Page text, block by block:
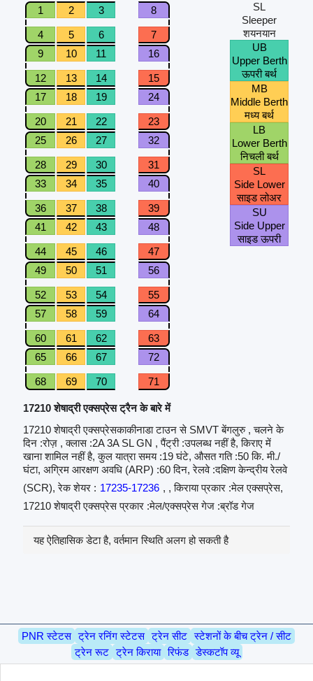
1
2 3 8
4 5 6
7
9
10 11 16
12 13 14
15
17
18 19 24
20 21 22
23
25
26 27 32
28 29 30
31
33
34 35 40
36 37 38
39
41
42 43 48
44 45 46
47
49
50 51 56
52 53 54
55
57
58 59 64
60 61 62
63
65
66 67 72
68 69 70 71
SL
Sleeper
शयनयान
UB
Upper Berth
ऊपरी बर्थ
MB
Middle Berth
मध्य बर्थ
LB
Lower Berth
निचली बर्थ
SL
Side Lower
साइड लोअर
SU
Side Upper
साइड ऊपरी
17210 शेषाद्री एक्सप्रेस ट्रैन के बारे में
17210 शेषाद्री एक्सप्रेसकाकीनाडा टाउन से SMVT बेंगलुरु , चलने के
दिन :रोज़ , क्लास :2A 3A SL GN , पैंट्री :उपलब्ध नहीं है, किराए में
खाना शामिल नहीं है, कुल यात्रा समय :19 घंटे, औसत गति :50 कि. मी./
घंटा, अग्रिम आरक्षण अवधि (ARP) :60 दिन, रेलवे :दक्षिण केन्द्रीय रेलवे
(SCR), रेक शेयर : 17235-17236 , , किराया प्रकार :मेल एक्सप्रेस,
17210 शेषाद्री एक्सप्रेस प्रकार :मेल/एक्सप्रेस गेज :ब्रॉड गेज
यह ऐतिहासिक डेटा है, वर्तमान स्थिति अलग हो सकती है
PNR स्टेटस ट्रेन रनिंग स्टेटस ट्रेन सीट स्टेशनों के बीच ट्रेन / सीट
ट्रेन रूट ट्रेन किराया रिफंड डेस्कटॉप व्यू